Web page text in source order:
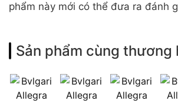
phẩm này mới có thể đưa ra đánh
Sản phẩm cùng thương